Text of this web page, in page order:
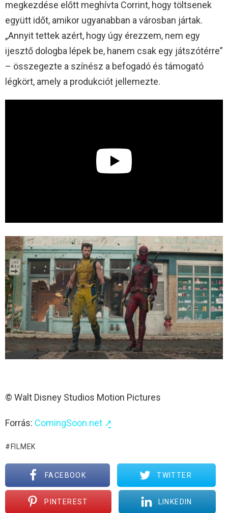
megkezdése előtt meghívta Corrint, hogy töltsenek
együtt időt, amikor ugyanabban a városban jártak.
„Annyit tettek azért, hogy úgy érezzem, nem egy
ijesztő dologba lépek be, hanem csak egy játszótérre”
– összegezte a színész a befogadó és támogató
légkört, amely a produkciót jellemezte.
© Walt Disney Studios Motion Pictures
Forrás: ComingSoon.net ↗̱
FILMEK
FACEBOOK TWITTER
PINTEREST LINKEDIN